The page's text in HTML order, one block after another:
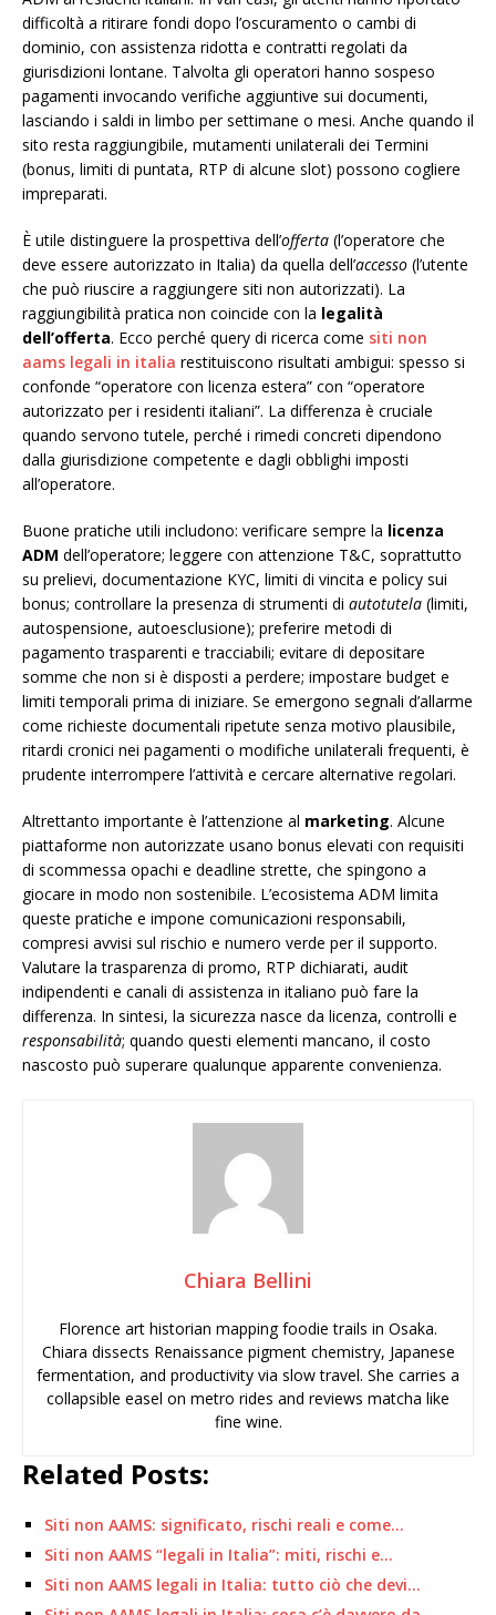
difficoltà a ritirare fondi dopo l’oscuramento o cambi di
dominio, con assistenza ridotta e contratti regolati da
giurisdizioni lontane. Talvolta gli operatori hanno sospeso
pagamenti invocando verifiche aggiuntive sui documenti,
lasciando i saldi in limbo per settimane o mesi. Anche quando il
sito resta raggiungibile, mutamenti unilaterali dei Termini
(bonus, limiti di puntata, RTP di alcune slot) possono cogliere
impreparati.
È utile distinguere la prospettiva dell’offerta (l’operatore che
deve essere autorizzato in Italia) da quella dell’accesso (l’utente
che può riuscire a raggiungere siti non autorizzati). La
raggiungibilità pratica non coincide con la legalità
dell’offerta. Ecco perché query di ricerca come siti non
aams legali in italia restituiscono risultati ambigui: spesso si
confonde “operatore con licenza estera” con “operatore
autorizzato per i residenti italiani”. La differenza è cruciale
quando servono tutele, perché i rimedi concreti dipendono
dalla giurisdizione competente e dagli obblighi imposti
all’operatore.
Buone pratiche utili includono: verificare sempre la licenza
ADM dell’operatore; leggere con attenzione T&C, soprattutto
su prelievi, documentazione KYC, limiti di vincita e policy sui
bonus; controllare la presenza di strumenti di autotutela (limiti,
autospensione, autoesclusione); preferire metodi di
pagamento trasparenti e tracciabili; evitare di depositare
somme che non si è disposti a perdere; impostare budget e
limiti temporali prima di iniziare. Se emergono segnali d’allarme
come richieste documentali ripetute senza motivo plausibile,
ritardi cronici nei pagamenti o modifiche unilaterali frequenti, è
prudente interrompere l’attività e cercare alternative regolari.
Altrettanto importante è l’attenzione al marketing. Alcune
piattaforme non autorizzate usano bonus elevati con requisiti
di scommessa opachi e deadline strette, che spingono a
giocare in modo non sostenibile. L’ecosistema ADM limita
queste pratiche e impone comunicazioni responsabili,
compresi avvisi sul rischio e numero verde per il supporto.
Valutare la trasparenza di promo, RTP dichiarati, audit
indipendenti e canali di assistenza in italiano può fare la
differenza. In sintesi, la sicurezza nasce da licenza, controlli e
responsabilità; quando questi elementi mancano, il costo
nascosto può superare qualunque apparente convenienza.
Chiara Bellini
Florence art historian mapping foodie trails in Osaka.
Chiara dissects Renaissance pigment chemistry, Japanese
fermentation, and productivity via slow travel. She carries a
collapsible easel on metro rides and reviews matcha like
fine wine.
Related Posts:
Siti non AAMS: significato, rischi reali e come…
Siti non AAMS “legali in Italia”: miti, rischi e…
Siti non AAMS legali in Italia: tutto ciò che devi…